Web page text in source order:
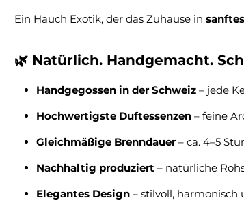
Ein Hauch Exotik, der das Zuhause in
🌿 Natürlich. Handgemacht.
Handgegossen in der Schweiz – jede
Hochwertigste Duftessenzen – feine
Gleichmäßige Brenndauer – ca. 4–5
Nachhaltig produziert – natürliche
Elegantes Design – stilvoll, harmonisch